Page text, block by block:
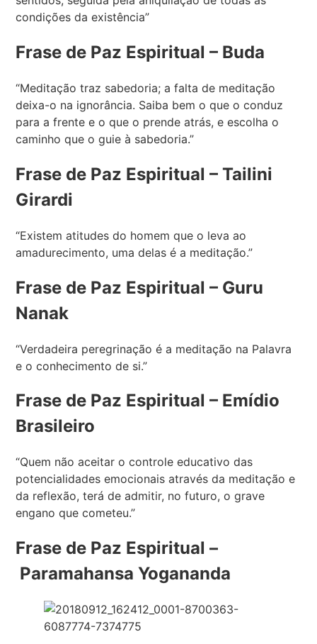
condições da existência”
Frase de Paz Espiritual – Buda
“Meditação traz sabedoria; a falta de meditação
deixa-o na ignorância. Saiba bem o que o conduz
para a frente e o que o prende atrás, e escolha o
caminho que o guie à sabedoria.”
Frase de Paz Espiritual – Tailini
Girardi
“Existem atitudes do homem que o leva ao
amadurecimento, uma delas é a meditação.”
Frase de Paz Espiritual – Guru
Nanak
“Verdadeira peregrinação é a meditação na Palavra
e o conhecimento de si.”
Frase de Paz Espiritual – Emídio
Brasileiro
“Quem não aceitar o controle educativo das
potencialidades emocionais através da meditação e
da reflexão, terá de admitir, no futuro, o grave
engano que cometeu.”
Frase de Paz Espiritual –
Paramahansa Yogananda